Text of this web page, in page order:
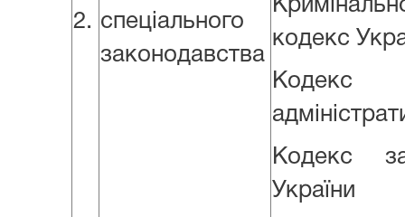
2. спеціального
законодавства
кодекс
Кодекс
України